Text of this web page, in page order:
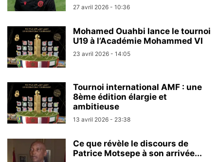
27 avril 2026 - 10:36
Mohamed Ouahbi lance le tournoi
U19 à l’Académie Mohammed VI
23 avril 2026 - 14:05
Tournoi international AMF : une
8ème édition élargie et
ambitieuse
13 avril 2026 - 23:38
Ce que révèle le discours de
Patrice Motsepe à son arrivée...